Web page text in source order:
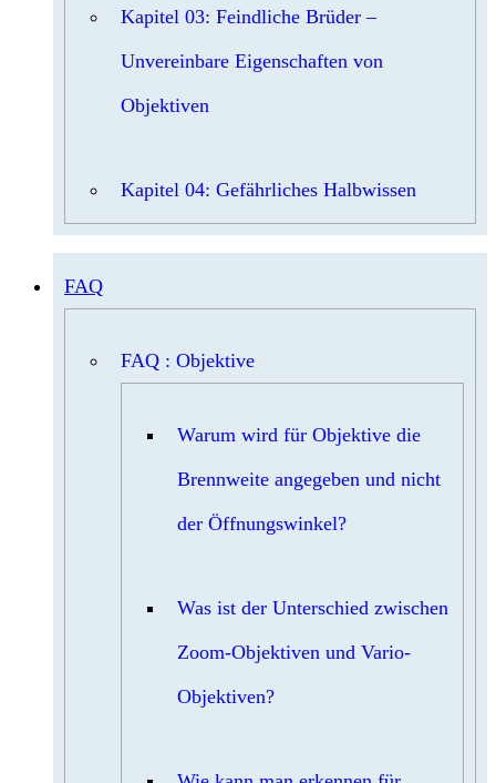
Kapitel 03: Feindliche Brüder –
Unvereinbare Eigenschaften von
Objektiven
Kapitel 04: Gefährliches Halbwissen
FAQ
FAQ : Objektive
Warum wird für Objektive die
Brennweite angegeben und nicht
der Öffnungswinkel?
Was ist der Unterschied zwischen
Zoom-Objektiven und Vario-
Objektiven?